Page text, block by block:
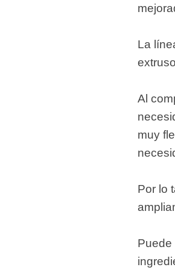
La
Al
muy
Por lo
Puede